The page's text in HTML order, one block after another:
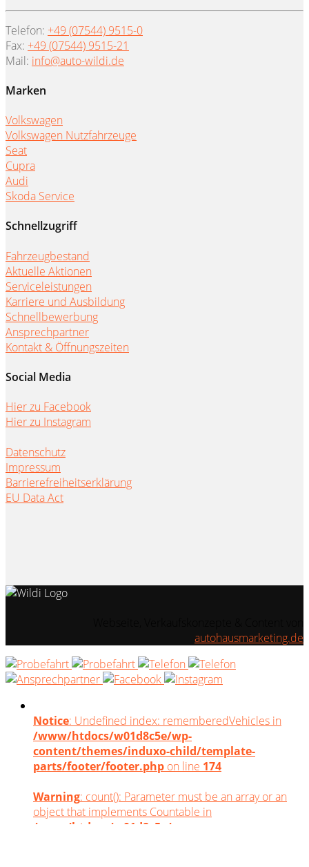
Telefon: +49 (07544) 9515-0
Fax: +49 (07544) 9515-21
Mail: info@auto-wildi.de
Marken
Volkswagen
Volkswagen Nutzfahrzeuge
Seat
Cupra
Audi
Skoda Service
Schnellzugriff
Fahrzeugbestand
Aktuelle Aktionen
Serviceleistungen
Karriere und Ausbildung
Schnellbewerbung
Ansprechpartner
Kontakt & Öffnungszeiten
Social Media
Hier zu Facebook
Hier zu Instagram
Datenschutz
Impressum
Barrierefreiheitserklärung
EU Data Act
autohausmarketing.de
Notice: Undefined index: rememberedVehicles in
/www/htdocs/w01d8c5e/wp-
content/themes/induxo-child/template-
parts/footer/footer.php on line 174
Warning: count(): Parameter must be an array or an
object that implements Countable in
/www/htdocs/w01d8c5e/wp-